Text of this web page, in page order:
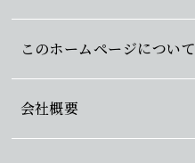
このホームページについて
会社概要